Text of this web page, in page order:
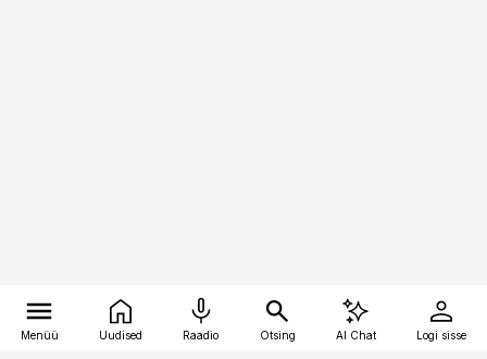
Menüü Uudised Raadio Otsing AI Chat Logi sisse